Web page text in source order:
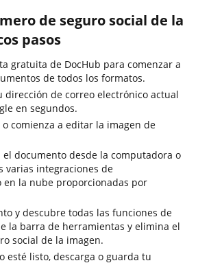
de seguro social de la
pasos
gratuita de DocHub para comenzar a
de todos los formatos.
dirección de correo electrónico actual
en segundos.
comienza a editar la imagen de
documento desde la computadora o
varias integraciones de
en la nube proporcionadas por
y descubre todas las funciones de
la barra de herramientas y elimina el
social de la imagen.
esté listo, descarga o guarda tu